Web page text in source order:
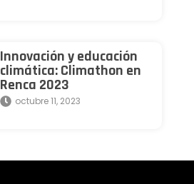
Innovación y educación
climática: Climathon en
Renca 2023
octubre 11, 2023